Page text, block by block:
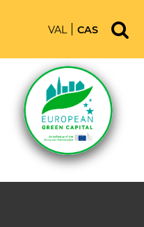
VAL CAS